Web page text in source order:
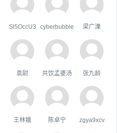
Sl5OccU3 cyberbubble 梁广溧
袁尉 共饮孟婆汤 张九龄
王林娥 陈卓宁 zgya9xcv